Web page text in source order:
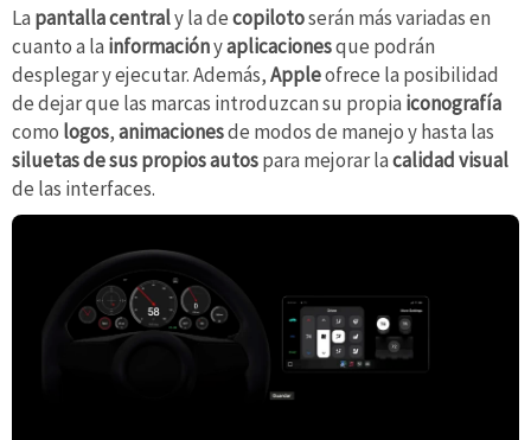
La pantalla centraly la decopilotoserán más variadas en
cuanto a la informaciónyaplicacionesque podrán
desplegar y ejecutar. Además,Appleofrece la posibilidad
de dejar que las marcas introduzcan su propia iconografía
como logos,animacionesde modos de manejo y hasta las
siluetas de sus propios autospara mejorar lacalidad visual
de las interfaces.